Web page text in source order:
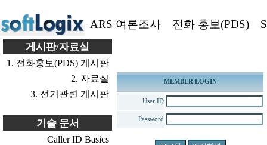
ARS 여론조사 전화 홍보(PDS)
게시판/자료실
1. 전화홍보(PDS) 게시판
2. 자료실
3. 선거관련 게시판
기술 문서
Caller ID Basics
MEMBER LOGIN
User ID
Password